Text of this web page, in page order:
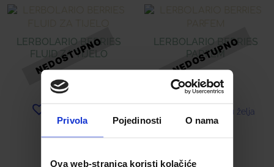
Privola Pojedinosti O nama
Ova web-stranica koristi kolačiće
LERBOLARIO BERRIES
FLUID ZA TIJELO
21,33
Pročitaj više
LERBOLARIO BERRIES
PARFEM
28,74€
Dodaj u listu želja